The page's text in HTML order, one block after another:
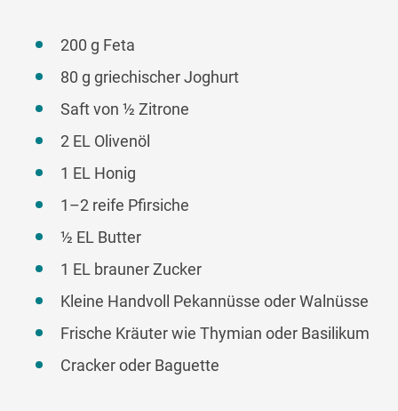
200 g Feta
80 g griechischer Joghurt
Saft von ½ Zitrone
2 EL Olivenöl
1 EL Honig
1–2 reife Pfirsiche
½ EL Butter
1 EL brauner Zucker
Kleine Handvoll Pekannüsse oder Walnüsse
Frische Kräuter wie Thymian oder Basilikum
Cracker oder Baguette